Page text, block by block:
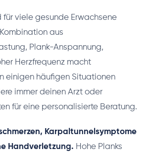
für viele gesunde Erwachsene
aus
Plank-Anspannung,
Herzfrequenz macht
einigen häufigen Situationen
immer deinen Arzt oder
für eine personalisierte Beratung.
Karpaltunnelsymptome
Handverletzung. Hohe Planks